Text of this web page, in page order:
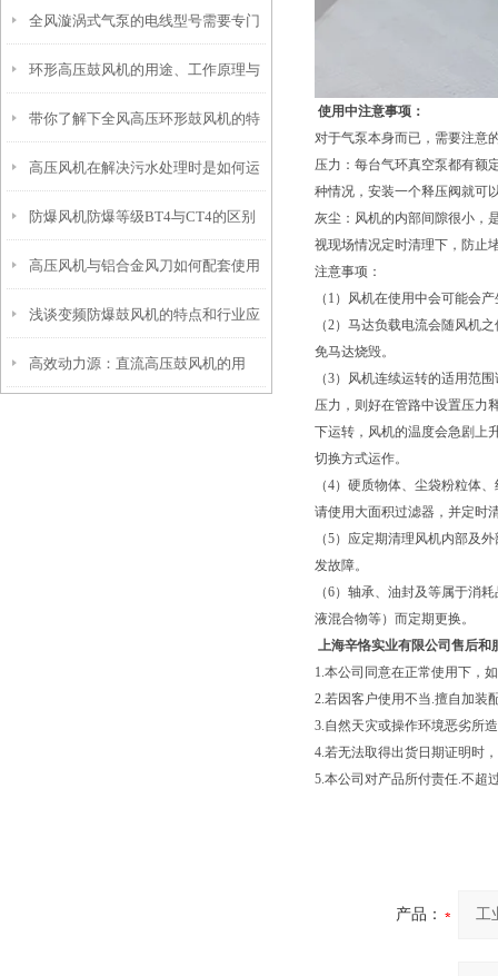
象
全风漩涡式气泵的电线型号需要专门
的挑选
环形高压鼓风机的用途、工作原理与
使用注意事项
带你了解下全风高压环形鼓风机的特
点和使用
高压风机在解决污水处理时是如何运
作
防爆风机防爆等级BT4与CT4的区别
高压风机与铝合金风刀如何配套使用
浅谈变频防爆鼓风机的特点和行业应
用
高效动力源：直流高压鼓风机的用
使用中注意事项：
对于气泵本身而已，需要注意
压力：每台气环真空泵都有额
种情况，安装一个释压阀就可
灰尘：风机的内部间隙很小，
视现场情况定时清理下，防止
注意事项：
（1）风机在使用中会可能会
（2）马达负载电流会随风机
免马达烧毁。
（3）风机连续运转的适用范
压力，则好在管路中设置压力
下运转，风机的温度会急剧上
切换方式运作。
（4）硬质物体、尘袋粉粒体
请使用大面积过滤器，并定时
（5）应定期清理风机内部及
发故障。
（6）轴承、油封及等属于消
液混合物等）而定期更换。
上海辛恪实业有限公司售后和
1.本公司同意在正常使用下，
2.若因客户使用不当.擅自加装
3.自然天灾或操作环境恶劣所
4.若无法取得出货日期证明时
5.本公司对产品所付责任.不超
产品：